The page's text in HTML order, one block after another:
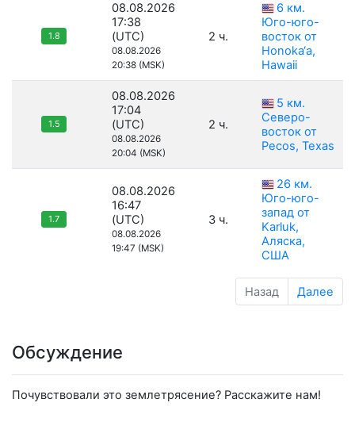
1.8
08.08.2026
17:38
(UTC)
08.08.2026
20:38 (MSK)
2 ч.
6 км.
Юго-юго-
восток от
Honoka‘a,
Hawaii
1.5
08.08.2026
17:04
(UTC)
08.08.2026
20:04 (MSK)
2 ч.
5 км.
Северо-
восток от
Pecos, Texas
1.7
08.08.2026
16:47
(UTC)
08.08.2026
19:47 (MSK)
3 ч.
26 км.
Юго-юго-
запад от
Karluk,
Аляска,
США
Назад Далее
Обсуждение
Почувствовали это землетрясение? Расскажите нам!